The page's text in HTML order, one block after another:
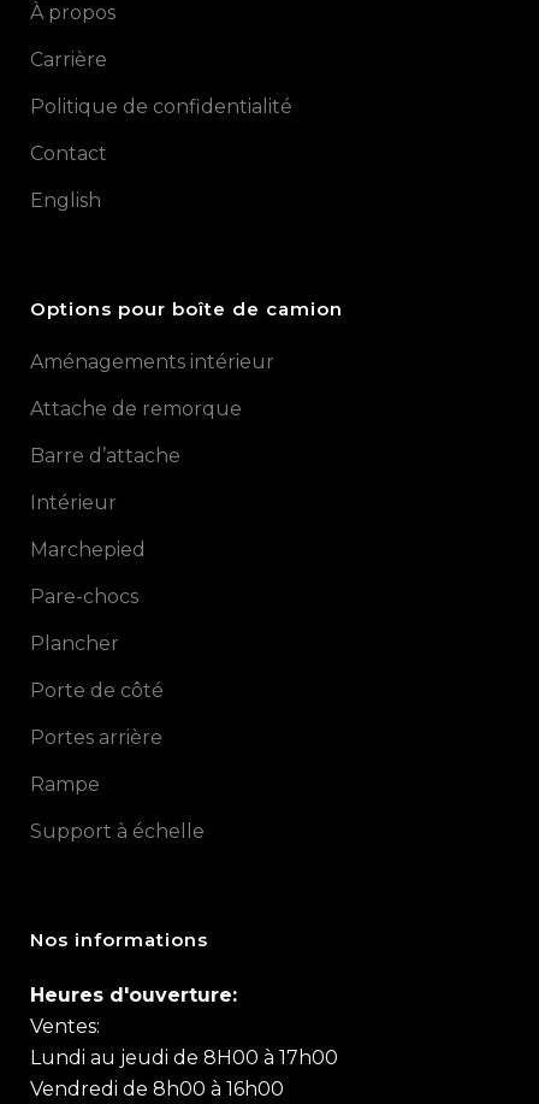
À propos
Carrière
Politique de confidentialité
Contact
English
Options pour boîte de camion
Aménagements intérieur
Attache de remorque
Barre d’attache
Intérieur
Marchepied
Pare-chocs
Plancher
Porte de côté
Portes arrière
Rampe
Support à échelle
Nos informations
Heures d'ouverture:
Ventes:
Lundi au jeudi de 8H00 à 17h00
Vendredi de 8h00 à 16h00